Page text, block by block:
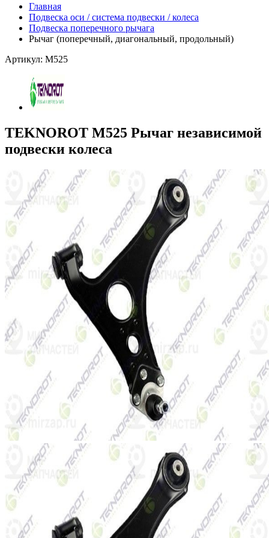
Главная
Подвеска оси / система подвески / колеса
Подвеска поперечного рычага
Рычаг (поперечный, диагональный, продольный)
Артикул: M525
TEKNOROT M525 Рычаг независимой
подвески колеса